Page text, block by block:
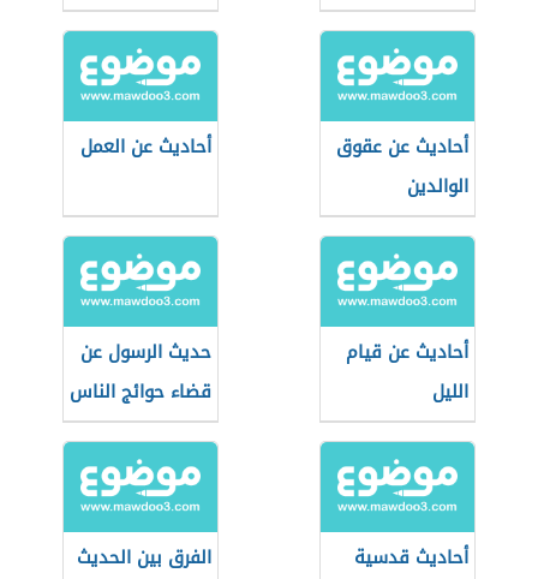
أحاديث عن عقوق
الوالدين
أحاديث عن العمل
أحاديث عن قيام
الليل
حديث الرسول عن
قضاء حوائج الناس
أحاديث قدسية
الفرق بين الحديث